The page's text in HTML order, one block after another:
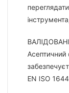
Асептичний
EN ISO